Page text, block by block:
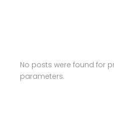
No posts were found for
parameters.